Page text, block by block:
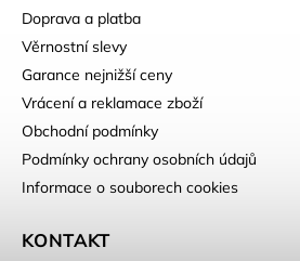
Doprava a platba
Věrnostní slevy
Garance nejnižší ceny
Vrácení a reklamace zboží
Obchodní podmínky
Podmínky ochrany osobních údajů
Informace o souborech cookies
KONTAKT